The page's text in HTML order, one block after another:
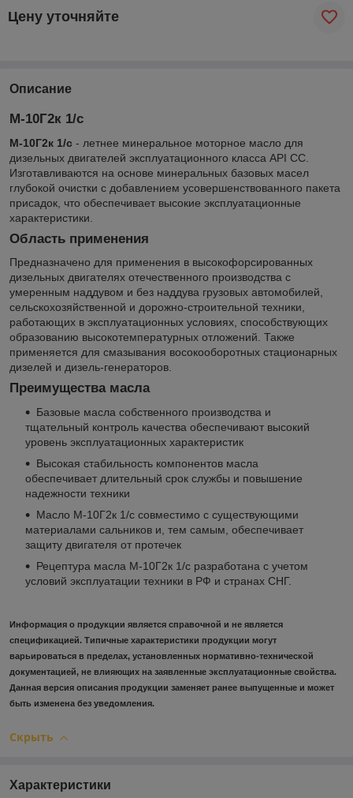
Цену уточняйте
Описание
М-10Г2к 1/с
М-10Г2к 1/с - летнее минеральное моторное масло для
дизельных двигателей эксплуатационного класса API CC.
Изготавливаются на основе минеральных базовых масел
глубокой очистки с добавлением усовершенствованного пакета
присадок, что обеспечивает высокие эксплуатационные
характеристики.
Область применения
Предназначено для применения в высокофорсированных
дизельных двигателях отечественного производства с
умеренным наддувом и без наддува грузовых автомобилей,
сельскохозяйственной и дорожно-строительной техники,
работающих в эксплуатационных условиях, способствующих
образованию высокотемпературных отложений. Также
применяется для смазывания восокооборотных стационарных
дизелей и дизель-генераторов.
Преимущества масла
Базовые масла собственного производства и
тщательный контроль качества обеспечивают высокий
уровень эксплуатационных характеристик
Высокая стабильность компонентов масла
обеспечивает длительный срок службы и повышение
надежности техники
Масло М-10Г2к 1/с совместимо с существующими
материалами сальников и, тем самым, обеспечивает
защиту двигателя от протечек
Рецептура масла М-10Г2к 1/с разработана с учетом
условий эксплуатации техники в РФ и странах СНГ.
Информация о продукции является справочной и не является
спецификацией. Типичные характеристики продукции могут
варьироваться в пределах, установленных нормативно-технической
документацией, не влияющих на заявленные эксплуатационные свойства.
Данная версия описания продукции заменяет ранее выпущенные и может
быть изменена без уведомления.
Скрыть
Характеристики